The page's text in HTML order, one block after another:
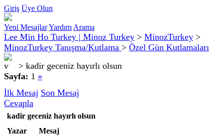
Giriş Üye Olun
Yeni MesajlarYardım Arama
Lee Min Ho Turkey | Minoz Turkey > MinozTurkey >
MinozTurkey Tanışma/Kutlama > Özel Gün Kutlamaları
> kadir geceniz hayırlı olsun
Sayfa: 1 »
İlk Mesaj Son Mesaj
Cevapla
kadir geceniz hayırlı olsun
Yazar
Mesaj